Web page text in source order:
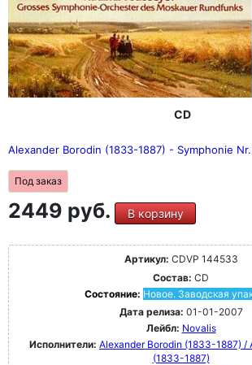
CD
Alexander Borodin (1833-1887) - Symphonie
Под заказ
2449 руб. В корзину
Артикул: CDVP 144533
Состав: CD
Состояние: Новое. Заводская
Дата релиза: 01-01-2007
Лейбл: Novalis
Исполнители: Alexander Borodin (1833-1887) /
(1833-1887)